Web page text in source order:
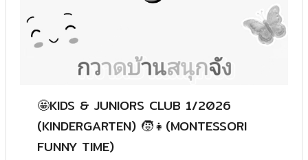
🤩KIDS & JUNIORS CLUB 1/2026
(KINDERGARTEN) 🧒👧(MONTESSORI
FUNNY TIME)